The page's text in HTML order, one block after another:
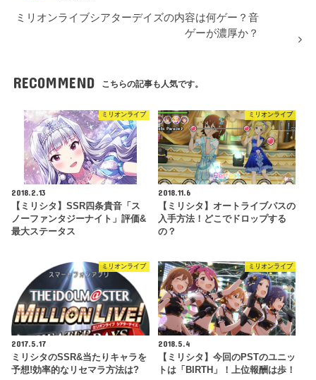
ミリオンライブシアターデイズの内容は何ゲー？音
ゲーが濃厚か？
RECOMMEND こちらの記事も人気です。
ミリオンライブ
2018.2.13
【ミリシタ】SSR四条貴音「ス
ノーファンタジーナイト」評価&
最大ステータス
ミリオンライブ
2018.11.6
【ミリシタ】オートライブパスの
入手方法！どこでドロップする
の？
ミリオンライブ
2017.5.17
ミリシタのSSR&当たりキャラを
予想!効率的なリセマラ方法は?
ミリオンライブ
2018.5.4
【ミリシタ】今回のPSTのユニッ
トは「BIRTH」！上位報酬は歩！